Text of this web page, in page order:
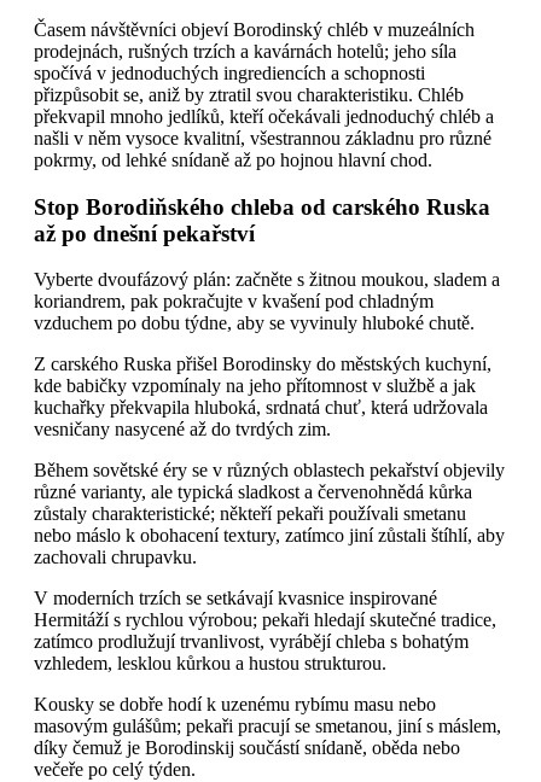
Časem návštěvníci objeví Borodinský chléb v muzeálních
prodejnách, rušných trzích a kavárnách hotelů; jeho síla
spočívá v jednoduchých ingrediencích a schopnosti
přizpůsobit se, aniž by ztratil svou charakteristiku. Chléb
překvapil mnoho jedlíků, kteří očekávali jednoduchý chléb a
našli v něm vysoce kvalitní, všestrannou základnu pro různé
pokrmy, od lehké snídaně až po hojnou hlavní chod.
Stop Borodiňského chleba od carského Ruska
až po dnešní pekařství
Vyberte dvoufázový plán: začněte s žitnou moukou, sladem a
koriandrem, pak pokračujte v kvašení pod chladným
vzduchem po dobu týdne, aby se vyvinuly hluboké chutě.
Z carského Ruska přišel Borodinsky do městských kuchyní,
kde babičky vzpomínaly na jeho přítomnost v službě a jak
kuchařky překvapila hluboká, srdnatá chuť, která udržovala
vesničany nasycené až do tvrdých zim.
Během sovětské éry se v různých oblastech pekařství objevily
různé varianty, ale typická sladkost a červenohnědá kůrka
zůstaly charakteristické; někteří pekaři používali smetanu
nebo máslo k obohacení textury, zatímco jiní zůstali štíhlí, aby
zachovali chrupavku.
V moderních trzích se setkávají kvasnice inspirované
Hermitáží s rychlou výrobou; pekaři hledají skutečné tradice,
zatímco prodlužují trvanlivost, vyrábějí chleba s bohatým
vzhledem, lesklou kůrkou a hustou strukturou.
Kousky se dobře hodí k uzenému rybímu masu nebo
masovým gulášům; pekaři pracují se smetanou, jiní s máslem,
díky čemuž je Borodinskij součástí snídaně, oběda nebo
večeře po celý týden.